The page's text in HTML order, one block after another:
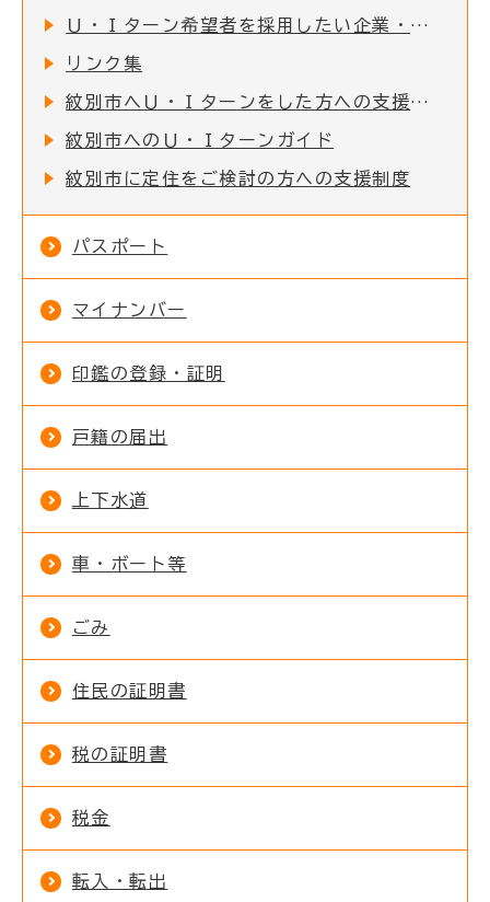
Ｕ・Ｉターン希望者を採用したい企業・事業所の方へ
リンク集
紋別市へＵ・Ｉターンをした方への支援制度
紋別市へのＵ・Ｉターンガイド
紋別市に定住をご検討の方への支援制度
パスポート
マイナンバー
印鑑の登録・証明
戸籍の届出
上下水道
車・ボート等
ごみ
住民の証明書
税の証明書
税金
転入・転出